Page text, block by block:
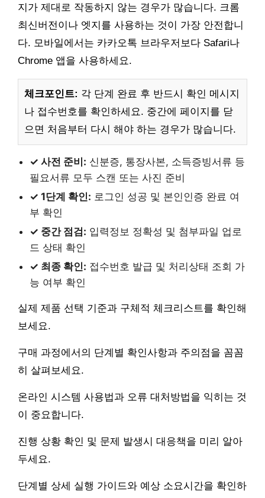
지가 제대로 작동하지 않는 경우가 많습니다. 크롬
최신버전이나 엣지를 사용하는 것이 가장 안전합니
다. 모바일에서는 카카오톡 브라우저보다 Safari나
Chrome 앱을 사용하세요.
체크포인트: 각 단계 완료 후 반드시 확인 메시지
나 접수번호를 확인하세요. 중간에 페이지를 닫
으면 처음부터 다시 해야 하는 경우가 많습니다.
✓ 사전 준비: 신분증, 통장사본, 소득증빙서류 등
필요서류 모두 스캔 또는 사진 준비
✓ 1단계 확인: 로그인 성공 및 본인인증 완료 여
부 확인
✓ 중간 점검: 입력정보 정확성 및 첨부파일 업로
드 상태 확인
✓ 최종 확인: 접수번호 발급 및 처리상태 조회 가
능 여부 확인
실제 제품 선택 기준과 구체적 체크리스트를 확인해
보세요.
구매 과정에서의 단계별 확인사항과 주의점을 꼼꼼
히 살펴보세요.
온라인 시스템 사용법과 오류 대처방법을 익히는 것
이 중요합니다.
진행 상황 확인 및 문제 발생시 대응책을 미리 알아
두세요.
단계별 상세 실행 가이드와 예상 소요시간을 확인하